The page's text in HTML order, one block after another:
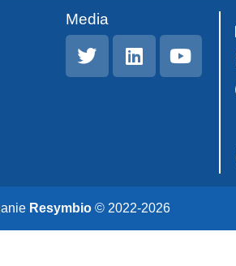
Media
Resymbio © 2022-2026